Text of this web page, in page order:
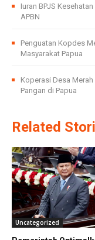
Iuran BPJS
APBN
Penguatan Kopdes
Masyarakat Papua
Koperasi Desa Merah
Pangan di Papua
Related
Uncategorized